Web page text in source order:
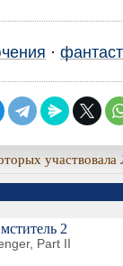
·
2
Part II